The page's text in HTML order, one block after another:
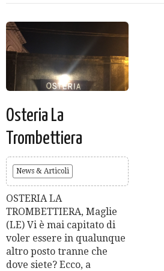
Osteria La
Trombettiera
News & Articoli
OSTERIA LA
TROMBETTIERA, Maglie
(LE) Vi è mai capitato di
voler essere in qualunque
altro posto tranne che
dove siete? Ecco, a